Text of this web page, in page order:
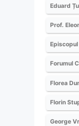
Eduard
Prof.
Episcopul
Forumul
Florea
Florin
George